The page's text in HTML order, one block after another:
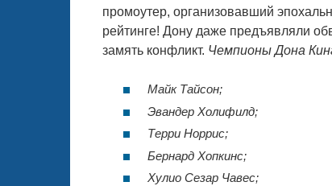
промоутер, организовавший
рейтинге! Дону даже предъявляли
замять конфликт. Чемпионы Дона
Майк Тайсон;
Эвандер Холифилд;
Терри Норрис;
Бернард Хопкинс;
Хулио Сезар Чавес;